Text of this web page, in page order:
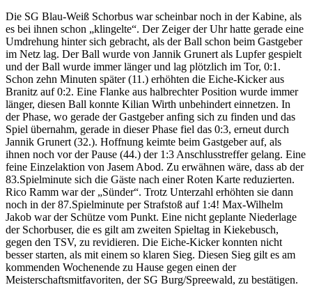
Die SG Blau-Weiß Schorbus war scheinbar noch in der Kabine, als
es bei ihnen schon „klingelte“. Der Zeiger der Uhr hatte gerade eine
Umdrehung hinter sich gebracht, als der Ball schon beim Gastgeber
im Netz lag. Der Ball wurde von Jannik Grunert als Lupfer gespielt
und der Ball wurde immer länger und lag plötzlich im Tor, 0:1.
Schon zehn Minuten später (11.) erhöhten die Eiche-Kicker aus
Branitz auf 0:2. Eine Flanke aus halbrechter Position wurde immer
länger, diesen Ball konnte Kilian Wirth unbehindert einnetzen. In
der Phase, wo gerade der Gastgeber anfing sich zu finden und das
Spiel übernahm, gerade in dieser Phase fiel das 0:3, erneut durch
Jannik Grunert (32.). Hoffnung keimte beim Gastgeber auf, als
ihnen noch vor der Pause (44.) der 1:3 Anschlusstreffer gelang. Eine
feine Einzelaktion von Jasem Abod. Zu erwähnen wäre, dass ab der
83.Spielminute sich die Gäste nach einer Roten Karte reduzierten.
Rico Ramm war der „Sünder“. Trotz Unterzahl erhöhten sie dann
noch in der 87.Spielminute per Strafstoß auf 1:4! Max-Wilhelm
Jakob war der Schütze vom Punkt. Eine nicht geplante Niederlage
der Schorbuser, die es gilt am zweiten Spieltag in Kiekebusch,
gegen den TSV, zu revidieren. Die Eiche-Kicker konnten nicht
besser starten, als mit einem so klaren Sieg. Diesen Sieg gilt es am
kommenden Wochenende zu Hause gegen einen der
Meisterschaftsmitfavoriten, der SG Burg/Spreewald, zu bestätigen.